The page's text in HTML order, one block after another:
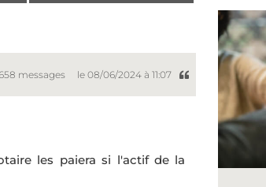
messages le 08/06/2024 à 11:07
les paiera si l'actif de la